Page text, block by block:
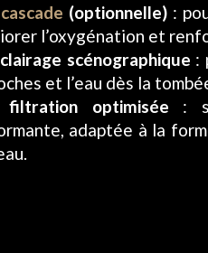
(optionnelle):
l’oxygénation et
scénographique :
et l’eau dès la
filtration optimisée :
adaptée à la